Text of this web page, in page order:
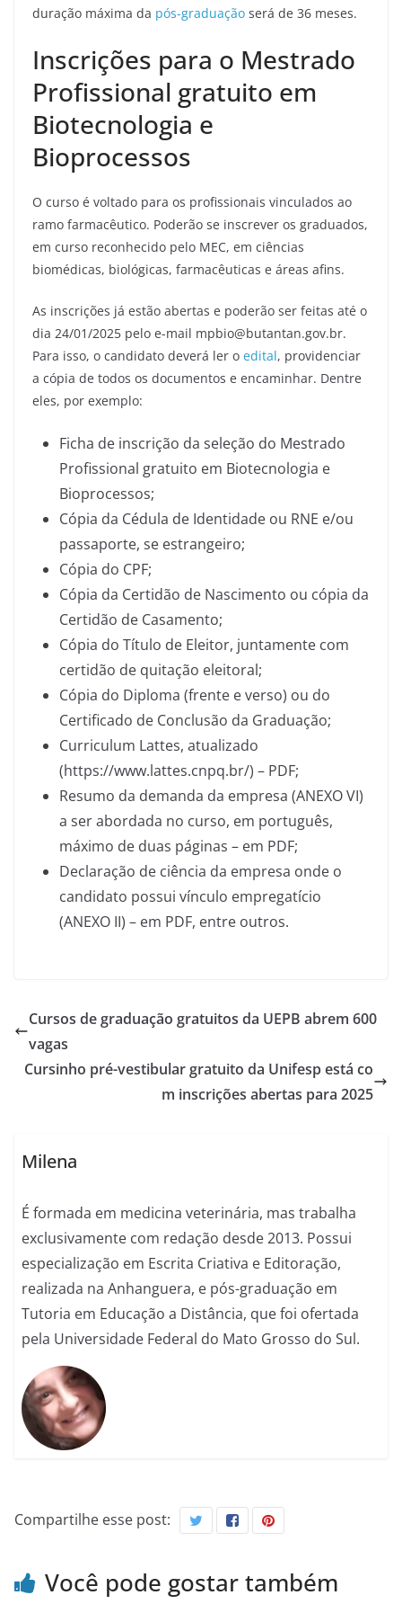
duração máxima da pós-graduação será de 36 meses.
Inscrições para o Mestrado
Profissional gratuito em
Biotecnologia e
Bioprocessos
O curso é voltado para os profissionais vinculados ao
ramo farmacêutico. Poderão se inscrever os graduados,
em curso reconhecido pelo MEC, em ciências
biomédicas, biológicas, farmacêuticas e áreas afins.
As inscrições já estão abertas e poderão ser feitas até o
dia 24/01/2025 pelo e-mail mpbio@butantan.gov.br.
Para isso, o candidato deverá ler o edital, providenciar
a cópia de todos os documentos e encaminhar. Dentre
eles, por exemplo:
Ficha de inscrição da seleção do Mestrado
Profissional gratuito em Biotecnologia e
Bioprocessos;
Cópia da Cédula de Identidade ou RNE e/ou
passaporte, se estrangeiro;
Cópia do CPF;
Cópia da Certidão de Nascimento ou cópia da
Certidão de Casamento;
Cópia do Título de Eleitor, juntamente com
certidão de quitação eleitoral;
Cópia do Diploma (frente e verso) ou do
Certificado de Conclusão da Graduação;
Curriculum Lattes, atualizado
(https://www.lattes.cnpq.br/) – PDF;
Resumo da demanda da empresa (ANEXO VI)
a ser abordada no curso, em português,
máximo de duas páginas – em PDF;
Declaração de ciência da empresa onde o
candidato possui vínculo empregatício
(ANEXO II) – em PDF, entre outros.
Cursos de graduação gratuitos da UEPB abrem 600
vagas
Cursinho pré-vestibular gratuito da Unifesp está co
m inscrições abertas para 2025
Milena
É formada em medicina veterinária, mas trabalha
exclusivamente com redação desde 2013. Possui
especialização em Escrita Criativa e Editoração,
realizada na Anhanguera, e pós-graduação em
Tutoria em Educação a Distância, que foi ofertada
pela Universidade Federal do Mato Grosso do Sul.
Compartilhe esse post:
Você pode gostar também